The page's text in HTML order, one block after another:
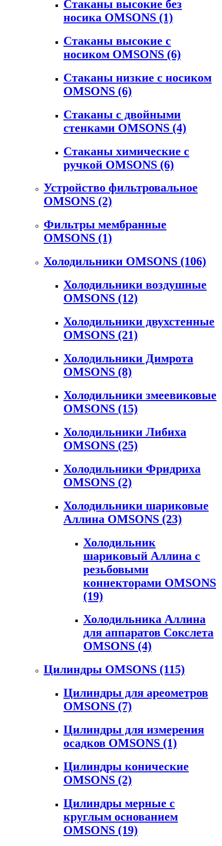
Стаканы высокие без
носика OMSONS (1)
Стаканы высокие с
носиком OMSONS (6)
Стаканы низкие с носиком
OMSONS (6)
Стаканы с двойными
стенками OMSONS (4)
Стаканы химические с
ручкой OMSONS (6)
Устройство фильтровальное
OMSONS (2)
Фильтры мембранные
OMSONS (1)
Холодильники OMSONS (106)
Холодильники воздушные
OMSONS (12)
Холодильники двухстенные
OMSONS (21)
Холодильники Димрота
OMSONS (8)
Холодильники змеевиковые
OMSONS (15)
Холодильники Либиха
OMSONS (25)
Холодильники Фридриха
OMSONS (2)
Холодильники шариковые
Аллина OMSONS (23)
Холодильник
шариковый Аллина с
резьбовыми
коннекторами OMSONS
(19)
Холодильника Аллина
для аппаратов Сокслета
OMSONS (4)
Цилиндры OMSONS (115)
Цилиндры для ареометров
OMSONS (7)
Цилиндры для измерения
осадков OMSONS (1)
Цилиндры конические
OMSONS (2)
Цилиндры мерные с
круглым основанием
OMSONS (19)